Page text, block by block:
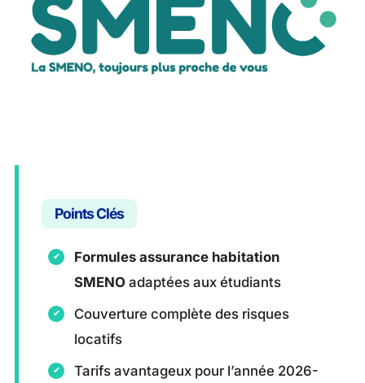
Points Clés
Formules assurance habitation
SMENO adaptées aux étudiants
Couverture complète des risques
locatifs
Tarifs avantageux pour l’année 2026-